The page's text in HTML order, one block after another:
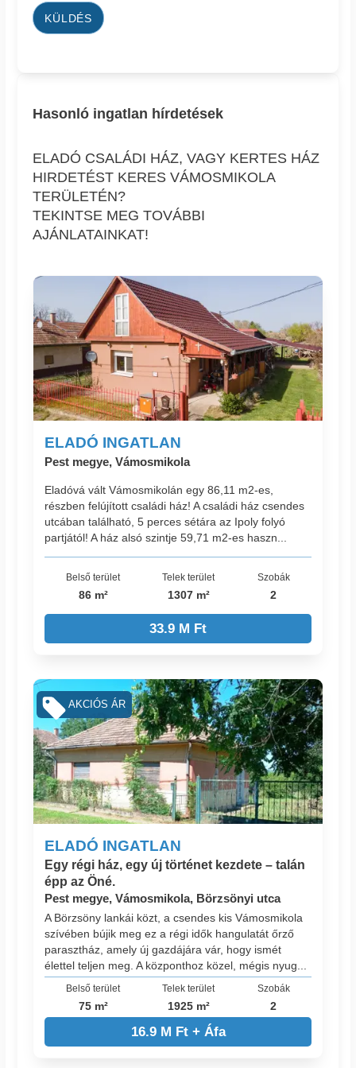
KÜLDÉS
Hasonló ingatlan hírdetések
ELADÓ CSALÁDI HÁZ, VAGY KERTES HÁZ
HIRDETÉST KERES VÁMOSMIKOLA
TERÜLETÉN?
TEKINTSE MEG TOVÁBBI
AJÁNLATAINKAT!
ELADÓ INGATLAN
Pest megye, Vámosmikola
Eladóvá vált Vámosmikolán egy 86,11 m2-es,
részben felújított családi ház! A családi ház csendes
utcában található, 5 perces sétára az Ipoly folyó
partjától! A ház alsó szintje 59,71 m2-es haszn...
Belső terület
86 m²
Telek terület
1307 m²
Szobák
2
33.9 M Ft
ELADÓ INGATLAN
Egy régi ház, egy új történet kezdete – talán
épp az Öné.
Pest megye, Vámosmikola, Börzsönyi utca
A Börzsöny lankái közt, a csendes kis Vámosmikola
szívében bújik meg ez a régi idők hangulatát őrző
parasztház, amely új gazdájára vár, hogy ismét
élettel teljen meg. A központhoz közel, mégis nyug...
Belső terület
75 m²
Telek terület
1925 m²
Szobák
2
16.9 M Ft + Áfa
AKCIÓS ÁR